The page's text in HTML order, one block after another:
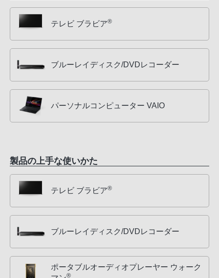
テレビ ブラビア®
ブルーレイディスク/DVDレコーダー
パーソナルコンピューター VAIO
製品の上手な使いかた
テレビ ブラビア®
ブルーレイディスク/DVDレコーダー
ポータブルオーディオプレーヤー ウォーク
®